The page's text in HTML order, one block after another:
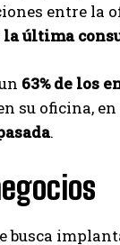
entre la
la última
63% de los
su oficina,
.
busca